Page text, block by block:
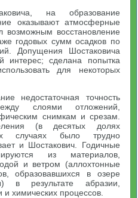
на образование
оказывают атмосферные
возможным восстановление
годовых сумм осадков по
Допущения Шостаковича
интерес; сделана попытка
для некоторых
недостаточная точность
слоями отложений,
снимкам и срезам.
(в десятых долях
случаях было трудно
и Шостакович. Годичные
из материалов,
и ветром (аллохтонные
образовавшихся в озере
в результате абразии,
и химических процессов.